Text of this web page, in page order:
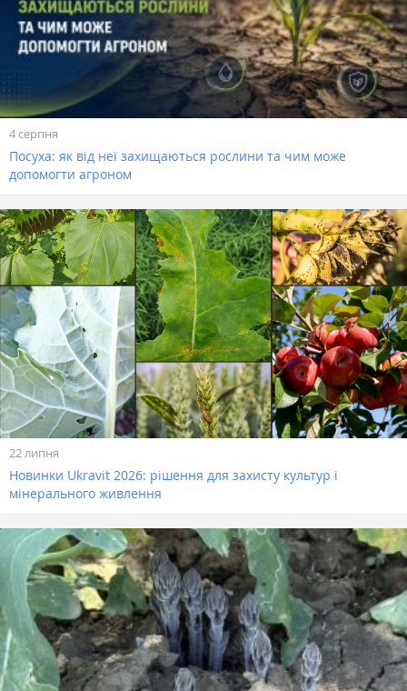
4 серпня
Посуха: як від неї захищаються рослини та чим може
допомогти агроном
22 липня
Новинки Ukravit 2026: рішення для захисту культур і
мінерального живлення